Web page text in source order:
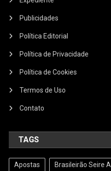
Publicidades
Política Editorial
Política de Privacidade
Política de Cookies
Termos de Uso
Contato
TAGS
Apostas Brasileirão Seire A